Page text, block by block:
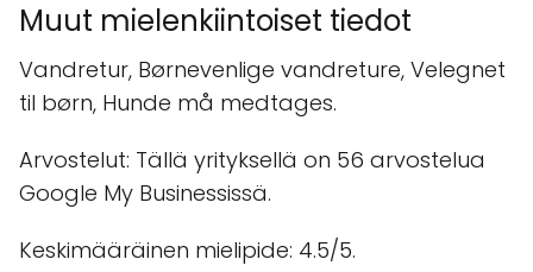
Muut mielenkiintoiset tiedot
Vandretur, Børnevenlige vandreture, Velegnet
til børn, Hunde må medtages.
Arvostelut: Tällä yrityksellä on 56 arvostelua
Google My Businessissä.
Keskimääräinen mielipide: 4.5/5.